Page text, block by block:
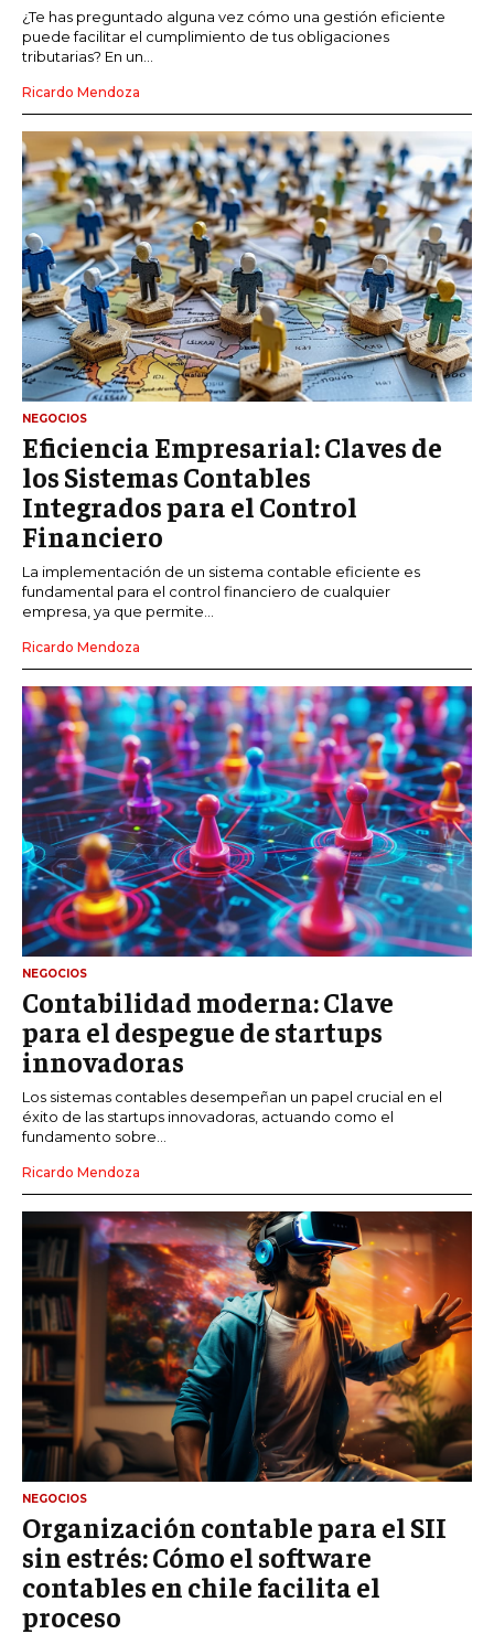
¿Te has preguntado alguna vez cómo una gestión eficiente
puede facilitar el cumplimiento de tus obligaciones
tributarias? En un...
Ricardo Mendoza
NEGOCIOS
Eficiencia Empresarial: Claves de
los Sistemas Contables
Integrados para el Control
Financiero
La implementación de un sistema contable eficiente es
fundamental para el control financiero de cualquier
empresa, ya que permite...
Ricardo Mendoza
NEGOCIOS
Contabilidad moderna: Clave
para el despegue de startups
innovadoras
Los sistemas contables desempeñan un papel crucial en el
éxito de las startups innovadoras, actuando como el
fundamento sobre...
Ricardo Mendoza
NEGOCIOS
Organización contable para el SII
sin estrés: Cómo el software
contables en chile facilita el
proceso